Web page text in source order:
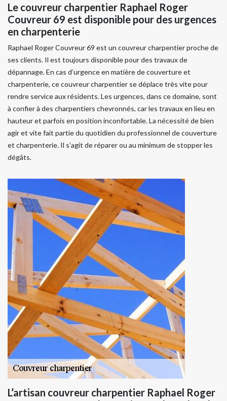
Le couvreur charpentier Raphael Roger
Couvreur 69 est disponible pour des urgences
en charpenterie
Raphael Roger Couvreur 69 est un couvreur charpentier proche de
ses clients. Il est toujours disponible pour des travaux de
dépannage. En cas d’urgence en matière de couverture et
charpenterie, ce couvreur charpentier se déplace très vite pour
rendre service aux résidents. Les urgences, dans ce domaine, sont
à confier à des charpentiers chevronnés, car les travaux en lieu en
hauteur et parfois en position inconfortable. La nécessité de bien
agir et vite fait partie du quotidien du professionnel de couverture
et charpenterie. Il s’agit de réparer ou au minimum de stopper les
dégâts.
L’artisan couvreur charpentier Raphael Roger